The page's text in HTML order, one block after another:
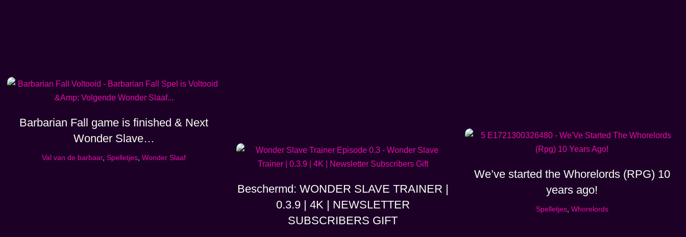
Barbarian Fall game is finished & Next
Wonder Slave…
Val van de barbaar,Spelletjes ,Wonder Slaaf
We’ve started the Whorelords (RPG) 10
years ago!
Spelletjes, Whorelords
Beschermd: WONDER SLAVE TRAINER |
0.3.9 | 4K | NEWSLETTER
SUBSCRIBERS GIFT